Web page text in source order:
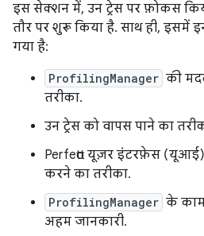
इस सेक्शन में, उन ट्रेस पर फ़ोकस
तौर पर शुरू किया है. साथ ही, इसमें
गया है:
ProfilingManager की
तरीका.
उन ट्रेस को वापस पाने का
Perfetto यूज़र इंटरफ़ेस
करने का तरीका.
ProfilingManager के
अहम जानकारी.